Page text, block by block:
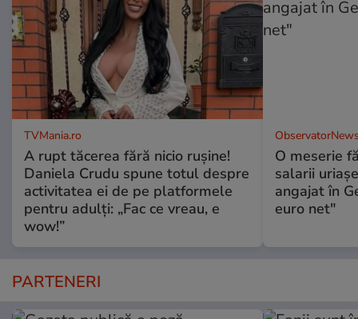
TVMania.ro
A rupt tăcerea fără nicio rușine!
Daniela Crudu spune totul despre
activitatea ei de pe platformele
pentru adulți: „Fac ce vreau, e
wow!”
O meserie
salarii
angajat în
euro net"
PARTENERI